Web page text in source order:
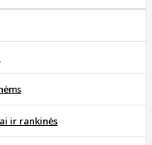
ir rankinės